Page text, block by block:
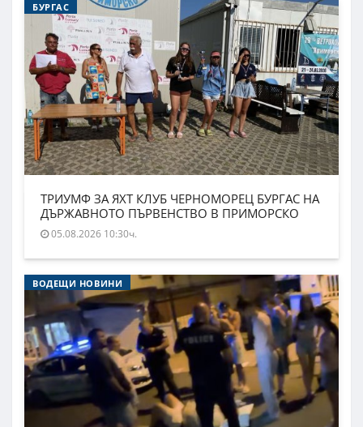
БУРГАС
ТРИУМФ ЗА ЯХТ КЛУБ ЧЕРНОМОРЕЦ БУРГАС НА
ДЪРЖАВНОТО ПЪРВЕНСТВО В ПРИМОРСКО
05.08.2026 10:30ч.
ВОДЕЩИ НОВИНИ